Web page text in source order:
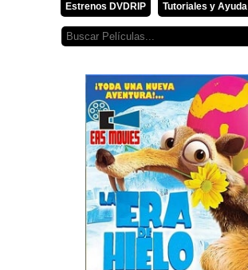
Estrenos DVDRIP Tutoriales y Ayuda